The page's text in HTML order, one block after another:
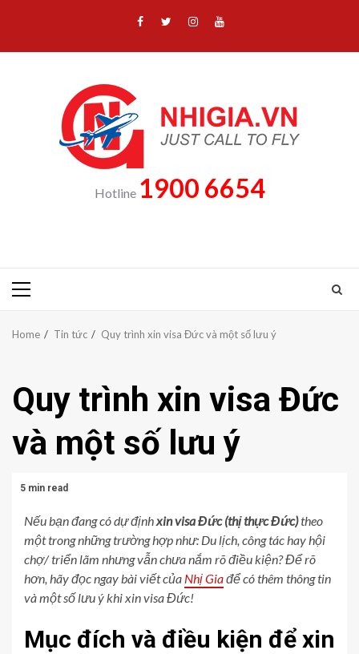
Facebook
TwitterInstagram
Youtube
Hotline 1900 6654
Primary
Home Tin tức Quy trình xin visa Đức và một số lưu ý
Quy trình xin visa Đức
và một số lưu ý
5 min read
Nếu bạn đang có dự địnhxin visa Đức (thị thực Đức)theo
một trong những trường hợp như: Du lịch, công tác hay hội
chợ/ triển lãm nhưng vẫn chưa nắm rõ điều kiện? Để rõ
hơn, hãy đọc ngay bài viết của Nhị Giađể có thêm thông tin
và một số lưu ý khi xin visa Đức!
Mục đích và điều kiện để xin